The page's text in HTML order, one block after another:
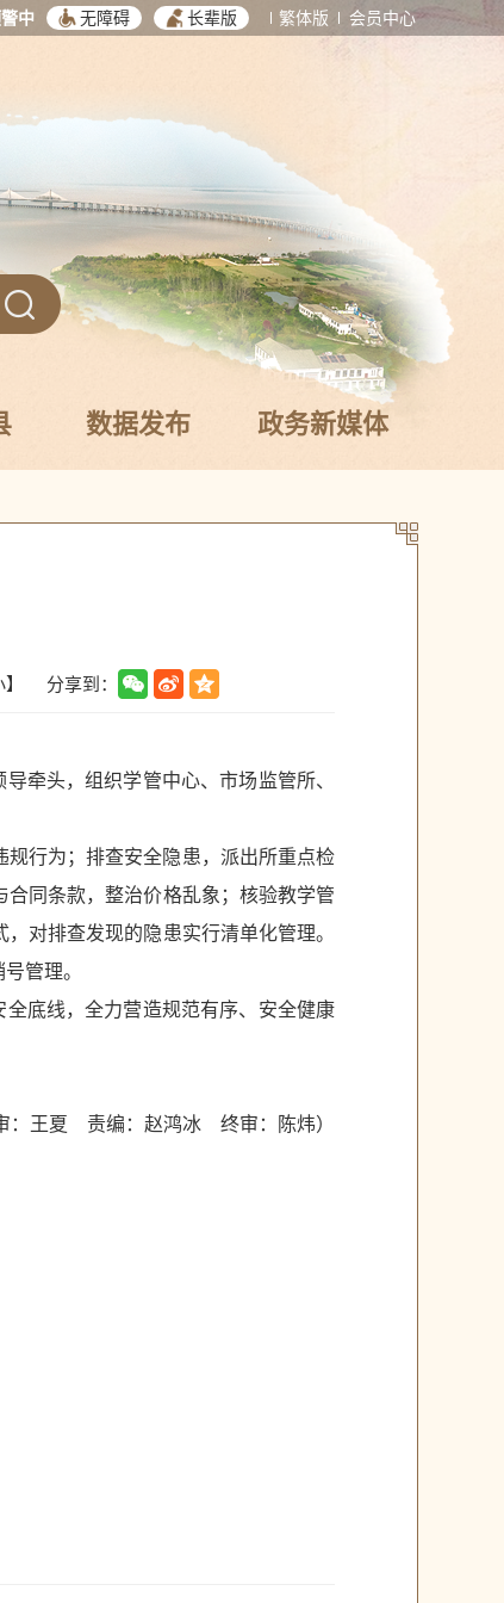
中 无障碍 长辈版 繁体版 会员中心
数据发布 政务新媒体
】 分享到：
牵头，组织学管中心、市场监管所、
行为；排查安全隐患，派出所重点检
同条款，整治价格乱象；核验教学管
对排查发现的隐患实行清单化管理。
管理。
底线，全力营造规范有序、安全健康
：王夏 责编：赵鸿冰 终审：陈炜）